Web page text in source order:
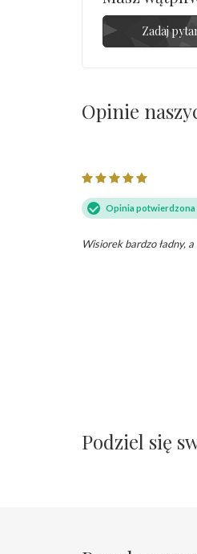
Zadaj
Opinie
Opinia potwierdzona
Wisiorek bardzo ładny,
Podziel się